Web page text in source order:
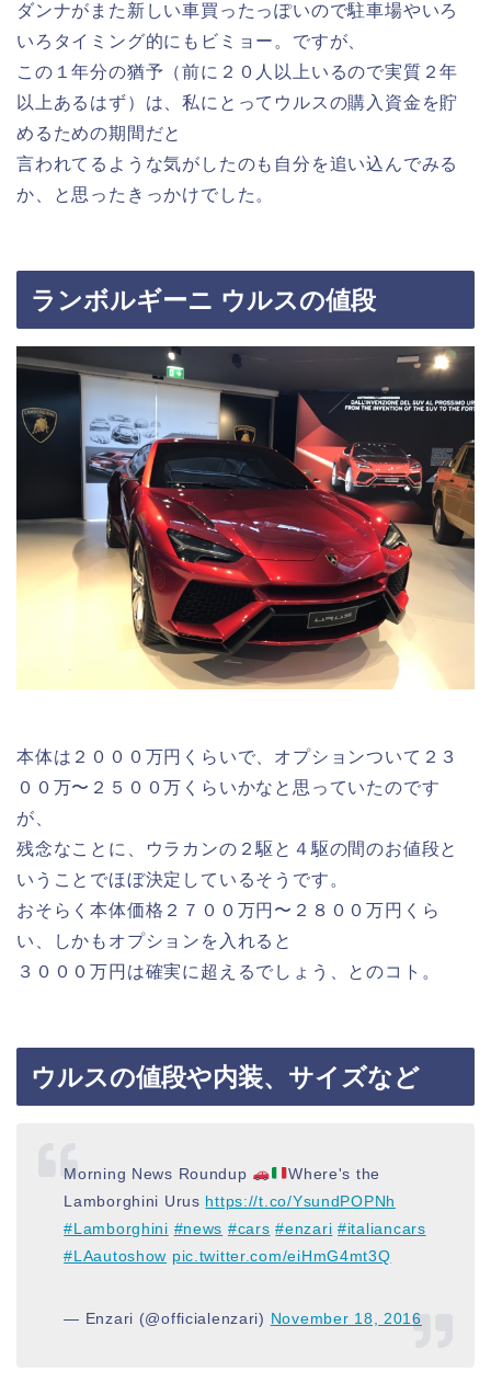
ダンナがまた新しい車買ったっぽいので駐車場やいろ
いろタイミング的にもビミョー。ですが、
この１年分の猶予（前に２０人以上いるので実質２年
以上あるはず）は、私にとってウルスの購入資金を貯
めるための期間だと
言われてるような気がしたのも自分を追い込んでみる
か、と思ったきっかけでした。
ランボルギーニ ウルスの値段
本体は２０００万円くらいで、オプションついて２３
００万〜２５００万くらいかなと思っていたのです
が、
残念なことに、ウラカンの２駆と４駆の間のお値段と
いうことでほぼ決定しているそうです。
おそらく本体価格２７００万円〜２８００万円くら
い、しかもオプションを入れると
３０００万円は確実に超えるでしょう、とのコト。
ウルスの値段や内装、サイズなど
Morning News Roundup
Where's the
Lamborghini Urus https://t.co/YsundPOPNh
#Lamborghini #news #cars #enzari #italiancars
#LAautoshow pic.twitter.com/eiHmG4mt3Q
— Enzari (@officialenzari) November 18, 2016